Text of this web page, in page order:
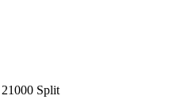
Split